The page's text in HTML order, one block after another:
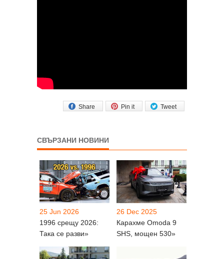
Tweet
Pin it
Share
СВЪРЗАНИ НОВИНИ
25 Jun 2026
1996 срещу 2026:
Така се разви»
26 Dec 2025
Карахме Omoda 9
SHS, мощен 530»